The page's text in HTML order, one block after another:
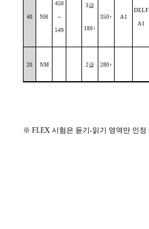
40 NH
450
～
549
3급
180↑
350↑ A1
DELF
A1
20 NM 2급 280↑
※ FLEX 시험은 듣기 -읽기 영역만 인정